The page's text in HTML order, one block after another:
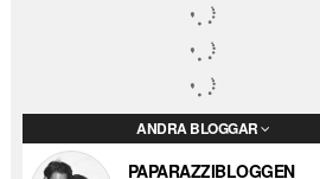
ANDRA BLOGGAR
PAPARAZZIBLOGGEN